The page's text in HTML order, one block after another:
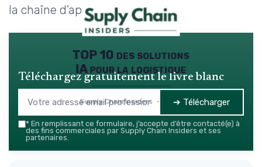
la chaîne d'approvisionnement.
TOP 10 des solutions
IA pour la logistique
Supply Chain Insiders — 2026
Téléchargez gratuitement le livre blanc
➔ Télécharger
* En remplissant ce formulaire, j’accepte d’être contacté(e) à
des fins commerciales par Supply Chain Insiders et ses
partenaires.